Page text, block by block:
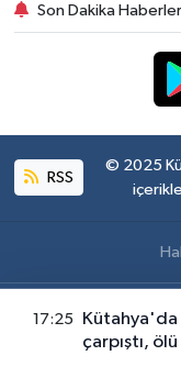
Son Dakika
RSS
© 2025
17:25
Kütahya'da
çarpıştı,